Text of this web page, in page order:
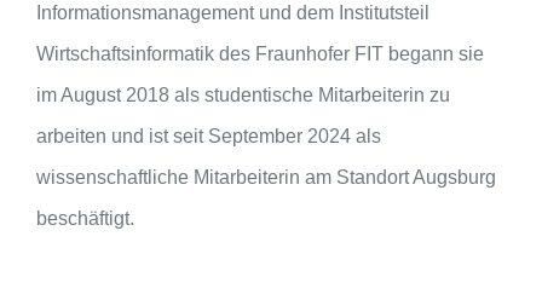
Informationsmanagement und dem Institutsteil
Wirtschaftsinformatik des Fraunhofer FIT begann sie
im August 2018 als studentische Mitarbeiterin zu
arbeiten und ist seit September 2024 als
wissenschaftliche Mitarbeiterin am Standort Augsburg
beschäftigt.